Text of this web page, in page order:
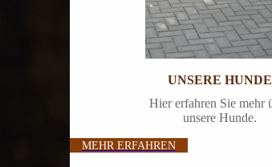
UNSERE HUNDE
Hier erfahren Sie mehr
unsere Hunde.
MEHR ERFAHREN